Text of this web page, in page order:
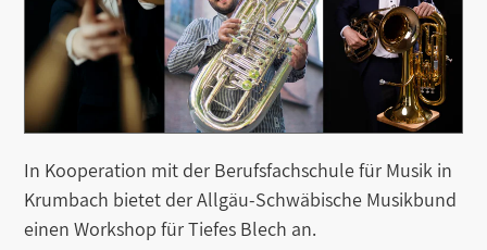
In Kooperation mit der Berufsfachschule für Musik in
Krumbach bietet der Allgäu-Schwäbische Musikbund
einen Workshop für Tiefes Blech an.